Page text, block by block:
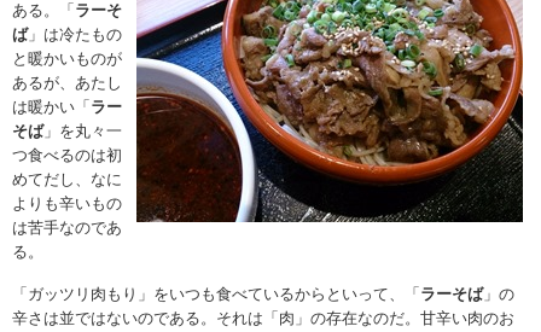
ある。「 ラーそ
ば」は冷たもの
と暖かいものが
あるが、あたし
は暖かい「 ラー
そば」を丸々一
つ食べるのは初
めてだし、なに
よりも辛いもの
は苦手なのであ
る。
「ガッツリ肉もり」をいつも食べているからといって、「 ラーそば」の
辛さは並ではないのである。それは「肉」の存在なのだ。甘辛い肉のお